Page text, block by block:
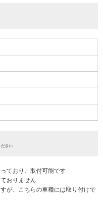
ださい
ており、取付可能です
おりません
が、こちらの車種には取り付けで